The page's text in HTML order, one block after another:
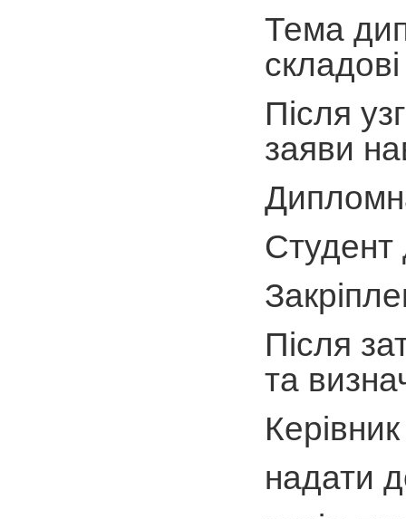
Тема
Після
заяви
Студент
Після
та
надати